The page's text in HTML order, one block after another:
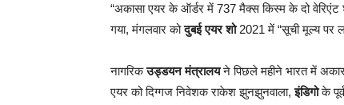
“अकासा एयर के ऑर्डर में 737 मैक्स किस्म के दो वेरिएंट
गया, मंगलवार कोदुबई एयर शो2021 में “सूची मूल्य पर
नागरिकउड्डयन मंत्रालयने पिछले महीने भारत में
एयर को दिग्गज निवेशक राकेश झुनझुनवाला,इंडिगोके